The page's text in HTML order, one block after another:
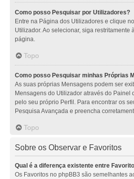
Como posso Pesquisar por Utilizadores?
Entre na Página dos Utilizadores e clique
Utilizador. Ao selecionar, siga restritamente
página.
Topo
Como posso Pesquisar minhas Próprias
As suas próprias Mensagens podem ser
Mensagens do Utilizador através do Painel
pelo seu próprio Perfil. Para encontrar os
Pesquisa Avançada e preencha
Topo
Sobre os Observar e Favoritos
Qual é a diferença existente entre
Os Favoritos no phpBB3 são semelhantes